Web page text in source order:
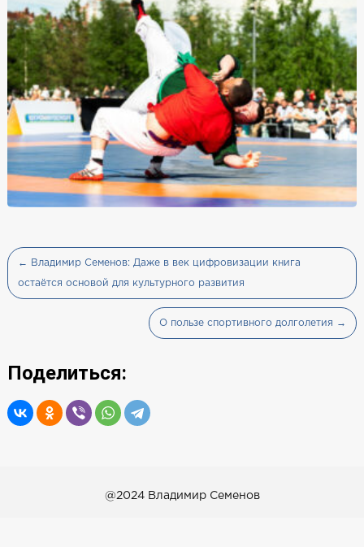
← Владимир Семенов: Даже в век цифровизации книга
остаётся основой для культурного развития
О пользе спортивного долголетия →
Поделиться:
@2024 Владимир Семенов